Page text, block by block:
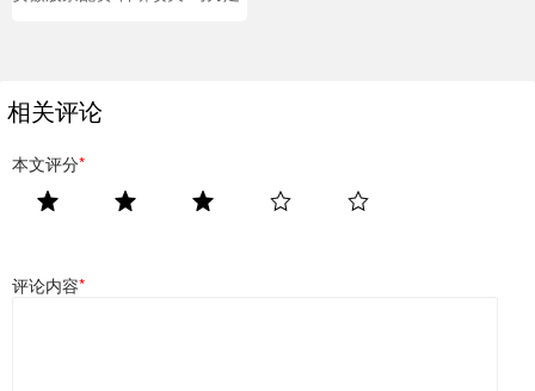
相关评论
本文评分*
评论内容*